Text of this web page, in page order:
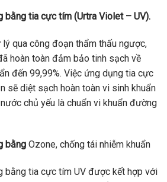
bằng tia cực tím (Urtra Violet – UV).
qua công đoạn thẩm thấu ngược,
hoàn toàn đảm bảo tinh sạch về
đến 99,99%. Việc ứng dụng tia cực
sẽ diệt sạch hoàn toàn vi sinh khuẩn
chủ yếu là chuẩn vi khuẩn đường
bằng Ozone, chống tái nhiễm khuẩn
bằng tia cực tím UV được kết hợp với